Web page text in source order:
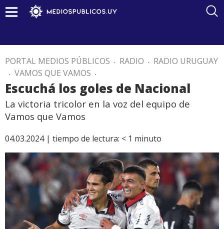
PORTAL MEDIOS PÚBLICOS . RADIO . RADIO URUGUAY
. VAMOS QUE VAMOS .
Escuchá los goles de Nacional
La victoria tricolor en la voz del equipo de
Vamos que Vamos
04.03.2024 | tiempo de lectura: < 1 minuto